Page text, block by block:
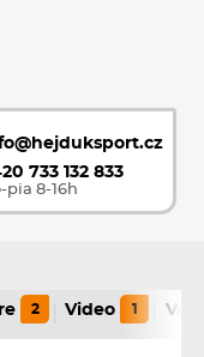
733 132 833
pia 8-16h
2 Video 1